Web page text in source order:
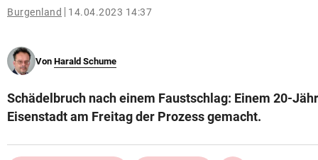
© Krone Multimedia GmbH & Co KG 2026
Burgenland 14.04.2023 14:37
Von Harald Schume
Schädelbruch nach einem Faustschlag: Einem 20-
Eisenstadt am Freitag der Prozess gemacht.